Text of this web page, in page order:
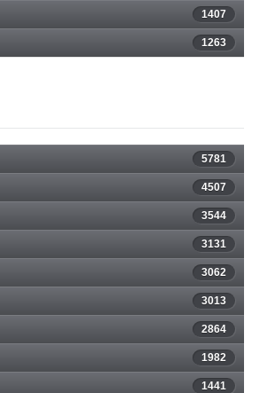
1407
1263
5781
4507
3544
3131
3062
3013
2864
1982
1441